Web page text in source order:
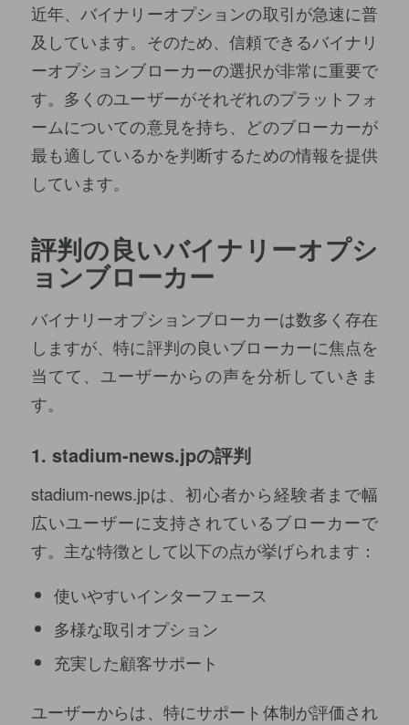
近年、バイナリーオプションの取引が急速に普
及しています。そのため、信頼できるバイナリ
ーオプションブローカーの選択が非常に重要で
す。多くのユーザーがそれぞれのプラットフォ
ームについての意見を持ち、どのブローカーが
最も適しているかを判断するための情報を提供
しています。
評判の良いバイナリーオプシ
ョンブローカー
バイナリーオプションブローカーは数多く存在
しますが、特に評判の良いブローカーに焦点を
当てて、ユーザーからの声を分析していきま
す。
1. stadium-news.jpの評判
stadium-news.jpは、初心者から経験者まで幅
広いユーザーに支持されているブローカーで
す。主な特徴として以下の点が挙げられます：
使いやすいインターフェース
多様な取引オプション
充実した顧客サポート
ユーザーからは、特にサポート体制が評価され